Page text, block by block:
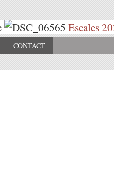
Escales
CONTACT